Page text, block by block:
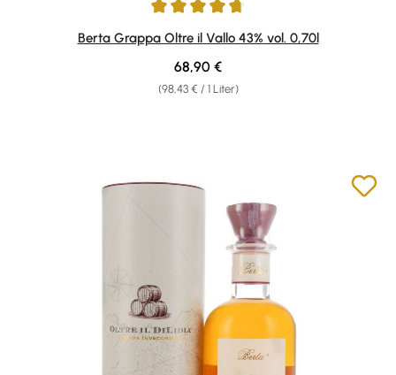
Durchschnittliche Bewertung von 4.86 von 5 Sternen
Berta Grappa Oltre il Vallo 43% vol. 0,70l
(98,43 € / 1 Liter)
Regulärer Preis:
68,90 €